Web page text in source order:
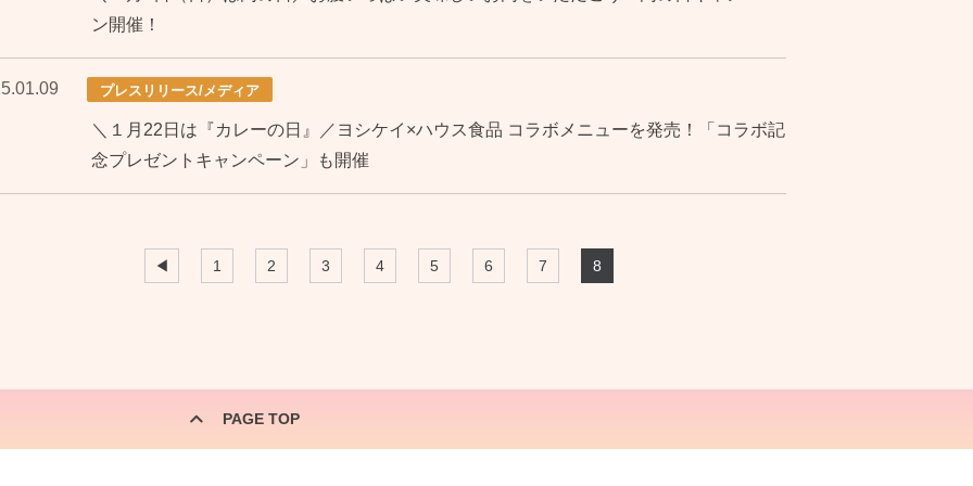
ン開催！
プレスリリース/メディア
＼１月22日は『カレーの日』／ヨシケイ×ハウス食品 コラボメニューを発売！「コラボ記
念プレゼントキャンペーン」も開催
◀ 1 2 3 4 5 6 7 8
PAGE TOP